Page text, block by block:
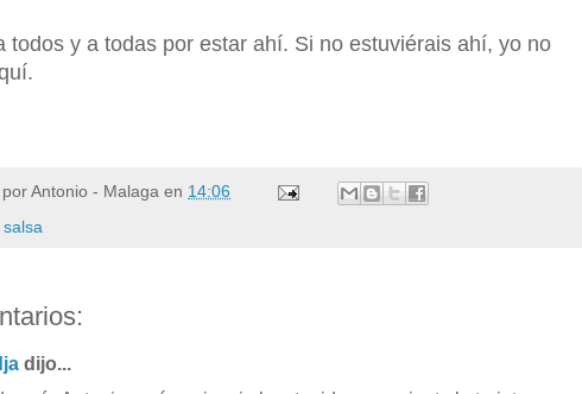
todos y a todas por estar ahí. Si no estuviérais ahí, yo no
Antonio - Malaga en 14:06
salsa
dijo...